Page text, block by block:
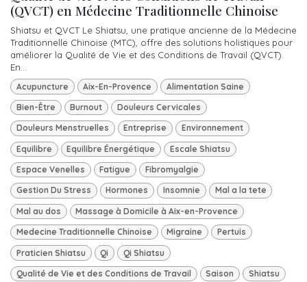
(QVCT) en Médecine Traditionnelle Chinoise
Shiatsu et QVCT Le Shiatsu, une pratique ancienne de la Médecine
Traditionnelle Chinoise (MTC), offre des solutions holistiques pour
améliorer la Qualité de Vie et des Conditions de Travail (QVCT).
En...
Acupuncture Aix-En-Provence Alimentation Saine
Bien-Être Burnout Douleurs Cervicales
Douleurs Menstruelles Entreprise Environnement
Equilibre Equilibre Énergétique Escale Shiatsu
Espace Venelles Fatigue Fibromyalgie
Gestion Du Stress Hormones Insomnie Mal a la tete
Mal au dos Massage à Domicile à Aix-en-Provence
Medecine Traditionnelle Chinoise Migraine Pertuis
Praticien Shiatsu Qi Qi Shiatsu
Qualité de Vie et des Conditions de Travail Saison Shiatsu